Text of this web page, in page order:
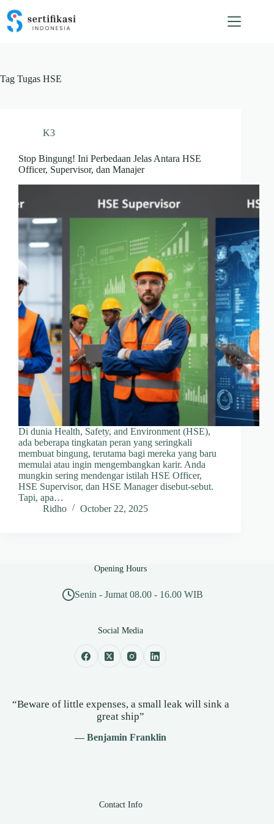
content
Tag Tugas HSE
K3
Stop Bingung! Ini Perbedaan Jelas Antara HSE
Officer, Supervisor, dan Manajer
Di dunia Health, Safety, and Environment (HSE),
ada beberapa tingkatan peran yang seringkali
membuat bingung, terutama bagi mereka yang baru
memulai atau ingin mengembangkan karir. Anda
mungkin sering mendengar istilah HSE Officer,
HSE Supervisor, dan HSE Manager disebut-sebut.
Tapi, apa…
Ridho
October 22, 2025
Opening Hours
Senin - Jumat 08.00 - 16.00 WIB
Social Media
“Beware of little expenses, a small leak will sink a
great ship”
— Benjamin Franklin
Contact Info